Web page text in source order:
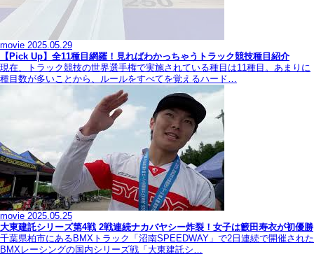
movie 2025.05.29
【Pick Up】全11種目網羅！見ればわかっちゃうトラック競技種目紹介
現在、トラック競技の世界選手権で実施されている種目は11種目。あまりに
種目数が多いことから、ルールをすべてを覚えるハード…
movie 2025.05.25
大東建託シリーズ第4戦 2戦連続ナカバヤシー炸裂！女子は籔田寿衣が初優勝
千葉県柏市にあるBMXトラック「沼南SPEEDWAY」で2日連続で開催された
BMXレーシングの国内シリーズ戦「大東建託シ…